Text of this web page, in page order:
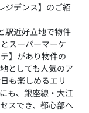
ジデンス】のご紹
駅近好立地で物件
スーパーマーケ
】があり物件の
としても人気のア
も楽しめるエリ
も、銀座線・大江
スでき、都心部へ